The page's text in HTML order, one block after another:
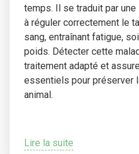
temps. Il se traduit par une
à réguler correctement le
sang, entraînant fatigue,
poids. Détecter cette
traitement adapté et
essentiels pour préserver
animal.
Lire la suite